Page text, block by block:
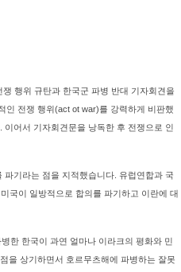
행위 규탄과 한국군 파병 반대 기자회견을
인 전쟁 행위(act ot war)를 강력하게 비판했
어서 기자회견문을 낭독한 후 전쟁으로 인
기라는 점을 지적했습니다. 유럽연합과 국
국이 일방적으로 합의를 파기하고 이란에 대
한 한국이 과연 얼마나 이라크의 평화와 민
을 상기하면서 호르무츠해에 파병하는 잘못